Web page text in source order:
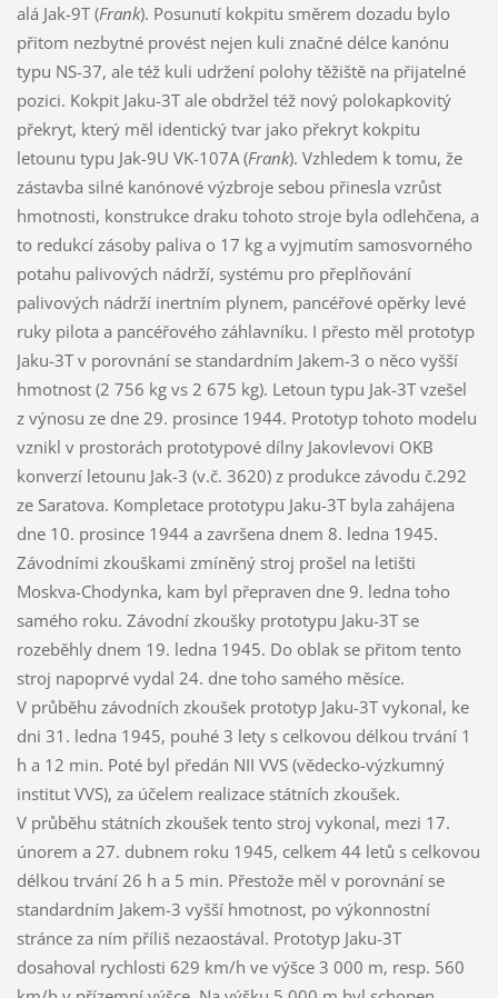
alá Jak-9T (Frank). Posunutí kokpitu směrem dozadu bylo
přitom nezbytné provést nejen kuli značné délce kanónu
typu NS-37, ale též kuli udržení polohy těžiště na přijatelné
pozici. Kokpit Jaku-3T ale obdržel též nový polokapkovitý
překryt, který měl identický tvar jako překryt kokpitu
letounu typu Jak-9U VK-107A (Frank). Vzhledem k tomu, že
zástavba silné kanónové výzbroje sebou přinesla vzrůst
hmotnosti, konstrukce draku tohoto stroje byla odlehčena, a
to redukcí zásoby paliva o 17 kg a vyjmutím samosvorného
potahu palivových nádrží, systému pro přeplňování
palivových nádrží inertním plynem, pancéřové opěrky levé
ruky pilota a pancéřového záhlavníku. I přesto měl prototyp
Jaku-3T v porovnání se standardním Jakem-3 o něco vyšší
hmotnost (2 756 kg vs 2 675 kg). Letoun typu Jak-3T vzešel
z výnosu ze dne 29. prosince 1944. Prototyp tohoto modelu
vznikl v prostorách prototypové dílny Jakovlevovi OKB
konverzí letounu Jak-3 (v.č. 3620) z produkce závodu č.292
ze Saratova. Kompletace prototypu Jaku-3T byla zahájena
dne 10. prosince 1944 a završena dnem 8. ledna 1945.
Závodními zkouškami zmíněný stroj prošel na letišti
Moskva-Chodynka, kam byl přepraven dne 9. ledna toho
samého roku. Závodní zkoušky prototypu Jaku-3T se
rozeběhly dnem 19. ledna 1945. Do oblak se přitom tento
stroj napoprvé vydal 24. dne toho samého měsíce.
V průběhu závodních zkoušek prototyp Jaku-3T vykonal, ke
dni 31. ledna 1945, pouhé 3 lety s celkovou délkou trvání 1
h a 12 min. Poté byl předán NII VVS (vědecko-výzkumný
institut VVS), za účelem realizace státních zkoušek.
V průběhu státních zkoušek tento stroj vykonal, mezi 17.
únorem a 27. dubnem roku 1945, celkem 44 letů s celkovou
délkou trvání 26 h a 5 min. Přestože měl v porovnání se
standardním Jakem-3 vyšší hmotnost, po výkonnostní
stránce za ním příliš nezaostával. Prototyp Jaku-3T
dosahoval rychlosti 629 km/h ve výšce 3 000 m, resp. 560